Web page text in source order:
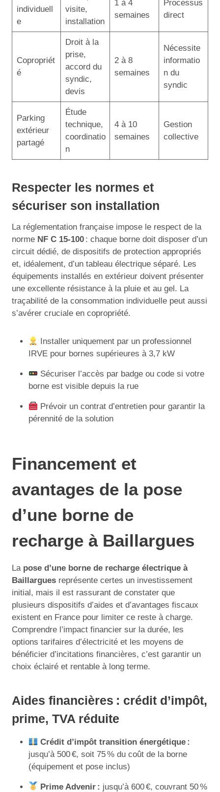
individuell
e
visite,
installation
1 à 4
semaines
Processus
direct
Copropriét
é
Droit à la
prise,
accord du
syndic,
devis
2 à 8
semaines
Nécessite
informatio
n du
syndic
Parking
extérieur
partagé
Étude
technique,
coordinatio
n
4 à 10
semaines
Gestion
collective
Respecter les normes et
sécuriser son installation
La réglementation française impose le respect de la
norme NF C 15-100 : chaque borne doit disposer d’un
circuit dédié, de dispositifs de protection appropriés
et, idéalement, d’un tableau électrique séparé. Les
équipements installés en extérieur doivent présenter
une excellente résistance à la pluie et au gel. La
traçabilité de la consommation individuelle peut aussi
s’avérer cruciale en copropriété.
Installer uniquement par un professionnel
IRVE pour bornes supérieures à 3,7 kW
Sécuriser l’accès par badge ou code si votre
borne est visible depuis la rue
Prévoir un contrat d’entretien pour garantir la
pérennité de la solution
Financement et
avantages de la pose
d’une borne de
recharge à Baillargues
La pose d’une borne de recharge électrique à
Baillargues représente certes un investissement
initial, mais il est rassurant de constater que
plusieurs dispositifs d’aides et d’avantages fiscaux
existent en France pour limiter ce reste à charge.
Comprendre l’impact financier sur la durée, les
options tarifaires d’électricité et les moyens de
bénéficier d’incitations financières, c’est garantir un
choix éclairé et rentable à long terme.
Aides financières : crédit d’impôt,
prime, TVA réduite
Crédit d’impôt transition énergétique :
jusqu’à 500 €, soit 75 % du coût de la borne
(équipement et pose inclus)
Prime Advenir : jusqu’à 600 €, couvrant 50 %